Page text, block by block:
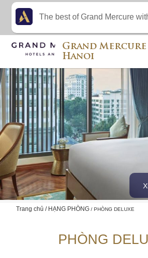
Trang chủ HẠNG PHÒNG PHÒNG DELUXE
PHÒNG
Grand Mercure
Hanoi
The best of Grand Mercure